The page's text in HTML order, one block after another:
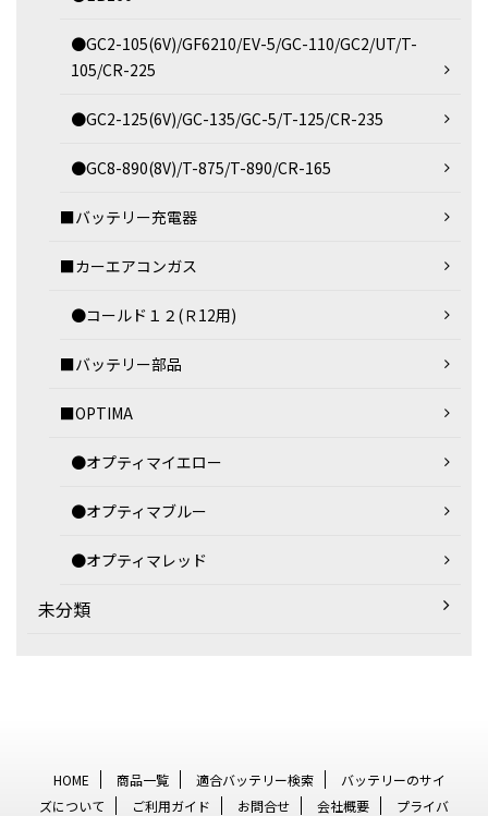
●GC2-105(6V)/GF6210/EV-5/GC-110/GC2/UT/T-
105/CR-225
●GC2-125(6V)/GC-135/GC-5/T-125/CR-235
●GC8-890(8V)/T-875/T-890/CR-165
■バッテリー充電器
■カーエアコンガス
●コールド１２(Ｒ12用)
■バッテリー部品
■OPTIMA
●オプティマイエロー
●オプティマブルー
●オプティマレッド
未分類
HOME 商品一覧 適合バッテリー検索
バッテリーのサイ
ズについて
ご利用ガイド お問合せ 会社概要
プライバ